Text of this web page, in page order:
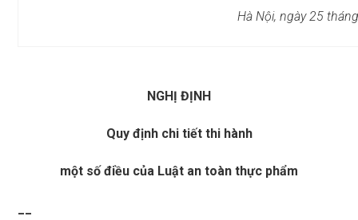
Hà Nội, ngày 25
NGHỊ ĐỊNH
Quy định chi tiết thi hành
một số điều của Luật an toàn thực phẩm